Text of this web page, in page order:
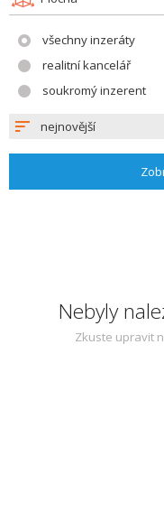
všechny inzeráty
realitní kancelář
soukromý inzerent
nejnovější
Nebyly
Zkuste upravit